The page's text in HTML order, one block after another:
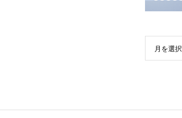
月を選択